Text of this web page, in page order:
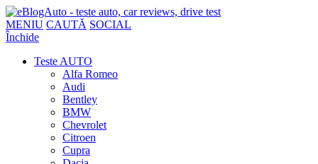
MENIU CAUTĂ SOCIAL
Închide
Teste AUTO
Alfa Romeo
Audi
Bentley
BMW
Chevrolet
Citroen
Cupra